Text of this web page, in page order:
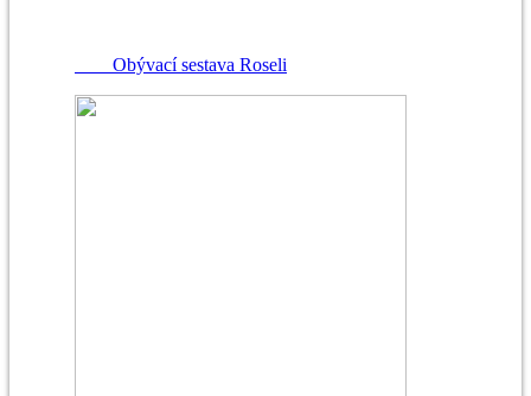
Obývací sestava Roseli